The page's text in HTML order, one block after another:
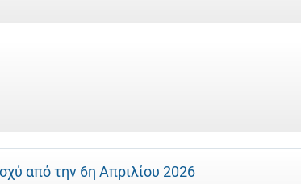
από την 6η Απριλίου 2026